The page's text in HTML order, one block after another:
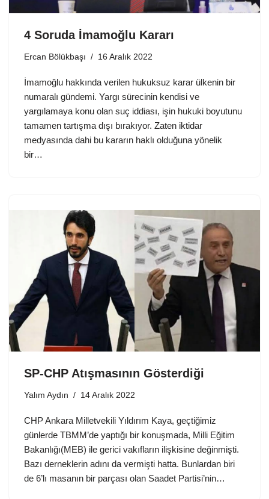
4 Soruda İmamoğlu Kararı
Ercan Bölükbaşı 16 Aralık 2022
İmamoğlu hakkında verilen hukuksuz karar ülkenin bir
numaralı gündemi. Yargı sürecinin kendisi ve
yargılamaya konu olan suç iddiası, işin hukuki boyutunu
tamamen tartışma dışı bırakıyor. Zaten iktidar
medyasında dahi bu kararın haklı olduğuna yönelik
bir…
SP-CHP Atışmasının Gösterdiği
Yalım Aydın 14 Aralık 2022
CHP Ankara Milletvekili Yıldırım Kaya, geçtiğimiz
günlerde TBMM’de yaptığı bir konuşmada, Milli Eğitim
Bakanlığı(MEB) ile gerici vakıfların ilişkisine değinmişti.
Bazı derneklerin adını da vermişti hatta. Bunlardan biri
de 6’lı masanın bir parçası olan Saadet Partisi’nin…